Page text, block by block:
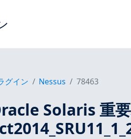
グイン Nessus 78463
Solaris 重